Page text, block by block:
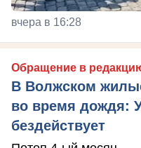
вчера в 16:28
Обращение в
В Волжском
во время дождя:
бездействует